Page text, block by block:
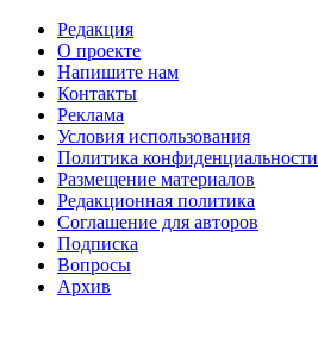
Редакция
О проекте
Напишите нам
Контакты
Реклама
Условия использования
Политика конфиденциальности
Размещение материалов
Редакционная политика
Соглашение для авторов
Подписка
Вопросы
Архив